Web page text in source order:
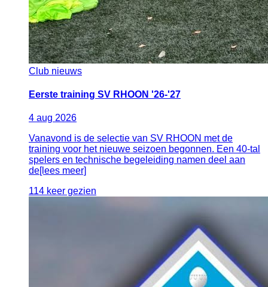
Club nieuws
Eerste training SV RHOON '26-'27
4 aug 2026
Vanavond is de selectie van SV RHOON met de
training voor het nieuwe seizoen begonnen. Een 40-tal
spelers en technische begeleiding namen deel aan
de[lees meer]
114 keer gezien